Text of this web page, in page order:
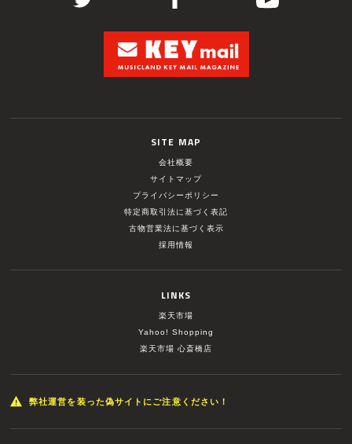
SITE MAP
会社概要
サイトマップ
プライバシーポリシー
特定商取引法に基づく表記
古物営業法に基づく表示
採用情報
LINKS
楽天市場
Yahoo! Shopping
楽天市場 心斎橋店
弊社運営を装った偽サイトにご注意ください！